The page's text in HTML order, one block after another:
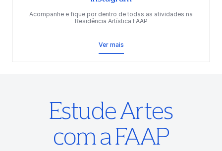
Acompanhe e fique por dentro de todas as atividades na
Residência Artística FAAP
Ver mais
Estude Artes
com a FAAP